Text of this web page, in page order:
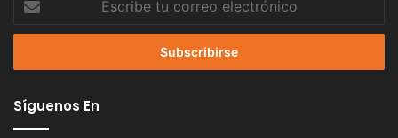
correo
Síguenos En